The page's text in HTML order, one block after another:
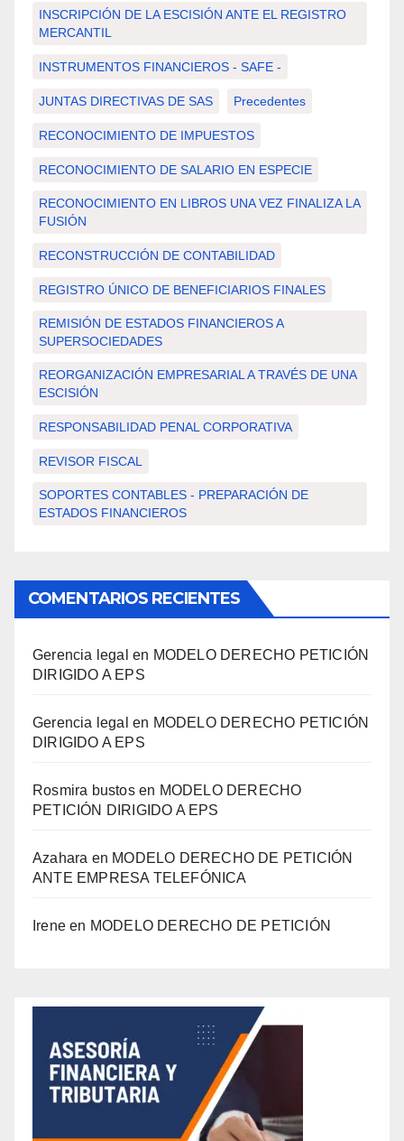
INSCRIPCIÓN DE LA ESCISIÓN ANTE EL REGISTRO
MERCANTIL
INSTRUMENTOS FINANCIEROS - SAFE -
JUNTAS DIRECTIVAS DE SAS Precedentes
RECONOCIMIENTO DE IMPUESTOS
RECONOCIMIENTO DE SALARIO EN ESPECIE
RECONOCIMIENTO EN LIBROS UNA VEZ FINALIZA LA
FUSIÓN
RECONSTRUCCIÓN DE CONTABILIDAD
REGISTRO ÚNICO DE BENEFICIARIOS FINALES
REMISIÓN DE ESTADOS FINANCIEROS A
SUPERSOCIEDADES
REORGANIZACIÓN EMPRESARIAL A TRAVÉS DE UNA
ESCISIÓN
RESPONSABILIDAD PENAL CORPORATIVA
REVISOR FISCAL
SOPORTES CONTABLES - PREPARACIÓN DE
ESTADOS FINANCIEROS
COMENTARIOS RECIENTES
Gerencia legal en MODELO DERECHO PETICIÓN
DIRIGIDO A EPS
Gerencia legal en MODELO DERECHO PETICIÓN
DIRIGIDO A EPS
Rosmira bustosen MODELO DERECHO
PETICIÓN DIRIGIDO A EPS
Azahara en MODELO DERECHO DE PETICIÓN
ANTE EMPRESA TELEFÓNICA
Irene en MODELO DERECHO DE PETICIÓN